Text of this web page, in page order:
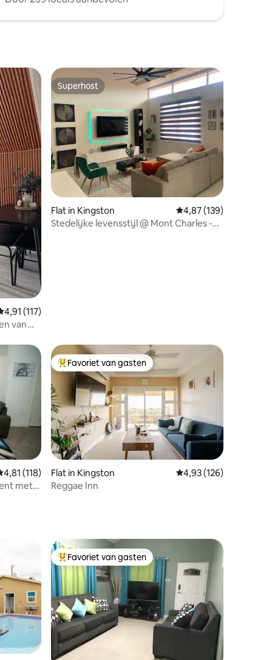
beoordeling van 4,91 op 5, 117 recensies
4,91 (117)
van
Superhost
Superhost
Flat in Kingston Gemiddelde
4,87 (139)
Stedelijke levensstijl @ Mont Charles -
beoordeling van 4,81 op 5, 118 recensies
4,81 (118)
met
Topfavoriet van gasten
Favoriet van gasten
Flat in Kingston Gemiddelde
4,93 (126)
Reggae Inn
Topfavoriet van gasten
Favoriet van gasten